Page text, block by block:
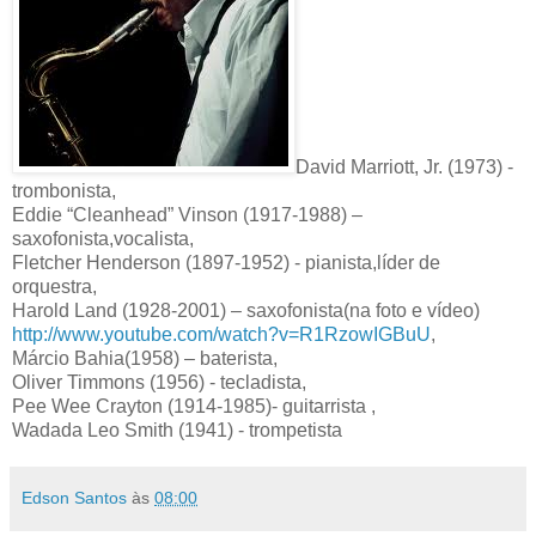
David Marriott, Jr. (1973) -
trombonista,
Eddie “Cleanhead” Vinson (1917-1988) –
saxofonista,vocalista,
Fletcher Henderson (1897-1952) - pianista,líder de
orquestra,
Harold Land (1928-2001) – saxofonista(na foto e vídeo)
http://www.youtube.com/watch?v=R1RzowIGBuU,
Márcio Bahia(1958) – baterista,
Oliver Timmons (1956) - tecladista,
Pee Wee Crayton (1914-1985)- guitarrista ,
Wadada Leo Smith (1941) - trompetista
Edson Santos às 08:00